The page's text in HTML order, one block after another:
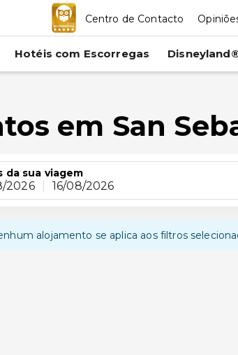
Centro de Contacto
Hotéis com Escorregas
em San
da sua viagem
2026 16/08/2026
alojamento se aplica aos filtros